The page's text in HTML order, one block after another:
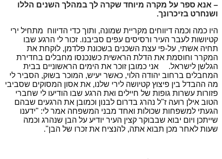
– אנא ספר על מקרה מיוחד שקרה לך במהלך השנים הללו
ושנחרט בזיכרונך.
היו כמה וכמה דיווחים מקריית שמונה, ותוך כדי הדיווח מתחיל ירי
קטיושות לעבר העיר ורסיסים עפים סביבנו. זכור לי הרגע שבו
תחיה אשתי, על-פי עצת השכנים בשכונת פלדמן, לוקחת את
המקרר וחוסמת את הדלת הראשית כשנכנסו מחבלים בחדירת
הגלשן לישראל. אני כמובן זוכר את הימים הראשוניים בבית
המחבלים ברחוב יהודה הלוי, כאשר יעיש, המוכר בשוק, הסביר לי
מה ההבדל בין פיצוץ קטיושה לירי שלנו, את אסון המסוקים שסביבי
פזורות עשרות גופות של חיילים ואת הרגע שבו הודיעו לי שחברי
הטוב אילן רועה ז"ל נהרג בדרום לבנון וכמובן את הרגעים שבהם
הגעתי למשפחות שכולות ואחד מבני המשפחה אמר לי: "ידענו
שייתכן ויום יבוא שבבוקר קצין העיר יודיע על הבן שנהרג וכמה
שעות לאחר מכן תבוא אתה, להנציח את זכרו של הבן".